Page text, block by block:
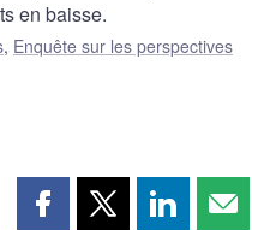
en baisse.
, Enquête sur les perspectives
PartagerPartagerPartager